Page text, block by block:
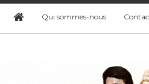
Qui sommes-nous